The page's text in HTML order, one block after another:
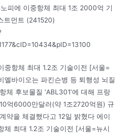
피에 이중항체 최대 1조 2000억 기
트먼트 (241520)
중항체 최대 1.2조 기술이전 [서울=
엘바이오는 파킨슨병 등 퇴행성 뇌질
체 후보물질 ‘ABL301’에 대해 프랑
억6000만달러(약 1조2720억원) 규
약을 체결했다고 12일 밝혔다 에이
체 최대 1.2조 기술이전 [서울=뉴시